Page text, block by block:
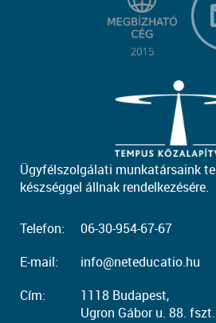
Ügyfélszolgálati munkatársaink
készséggel állnak rendelkezésére.
Telefon:
06-30-954-67-67
E-mail:
info@neteducatio.hu
Cím:
1118 Budapest,
Ugron Gábor u. 88.